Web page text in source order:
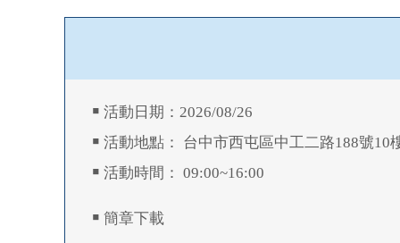
￭ 活動日期：2026/08/26
￭ 活動地點： 台中市西屯區中工二路188號10
￭ 活動時間： 09:00~16:00
￭ 簡章下載